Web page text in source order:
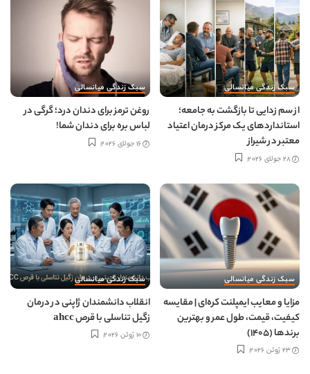
سبک زندگی میانسالی
از سم زدایی تا بازگشت به جامعه؛
استانداردهای یک مرکز درمان اعتیاد
معتبر در شیراز
28 جولای 2026
سبک زندگی میانسالی
روغن ترمز برای دندان درد؛ گرگی در
لباس بره برای دندان شما!
16 جولای 2026
سبک زندگی میانسالی
مزایا و معایب ایمپلنت کره‌ای | مقایسه
کیفیت، قیمت، طول عمر و بهترین
برندها (1405)
23 ژوئن 2026
سبک زندگی میانسالی
انقلاب دانشمندان ژاپنی در درمان
زگیل تناسلی با قرص ahcc
10 ژوئن 2026